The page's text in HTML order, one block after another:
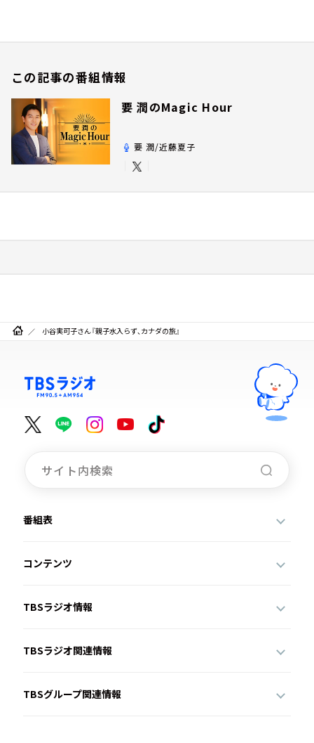
この記事の番組情報
要 潤のMagic Hour
要 潤/近藤夏子
小谷実可子さん『親子水入らず、カナダの旅』
番組表
コンテンツ
TBSラジオ情報
TBSラジオ関連情報
TBSグループ関連情報